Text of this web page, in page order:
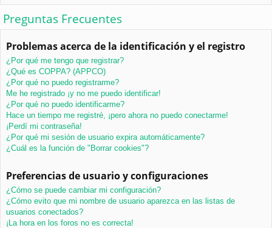
es
rá
pi
d
os
ifi
rs
ra
Preguntas Frecuentes
Problemas acerca de la identificación y el registro
¿Por qué me tengo que registrar?
¿Qué es COPPA? (APPCO)
¿Por qué no puedo registrarme?
Me he registrado ¡y no me puedo identificar!
¿Por qué no puedo identificarme?
Hace un tiempo me registré, ¡pero ahora no puedo conectarme!
¡Perdí mi contraseña!
¿Por qué mi sesión de usuario expira automáticamente?
¿Cuál es la función de "Borrar cookies"?
Preferencias de usuario y configuraciones
¿Cómo se puede cambiar mi configuración?
¿Cómo evito que mi nombre de usuario aparezca en las listas de
usuarios conectados?
¡La hora en los foros no es correcta!